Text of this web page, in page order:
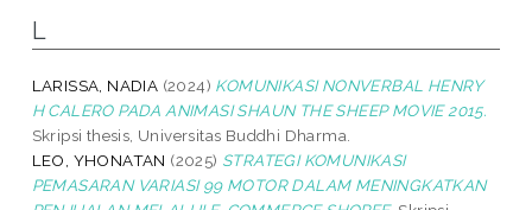
L
LARISSA, NADIA (2024) KOMUNIKASI NONVERBAL HENRY
H CALERO PADA ANIMASI SHAUN THE SHEEP MOVIE 2015.
Skripsi thesis, Universitas Buddhi Dharma.
LEO, YHONATAN (2025) STRATEGI KOMUNIKASI
PEMASARAN VARIASI 99 MOTOR DALAM MENINGKATKAN